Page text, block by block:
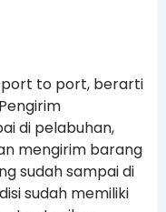
port to port, berarti
di pelabuhan,
mengirim barang
sudah sampai di
sudah memiliki